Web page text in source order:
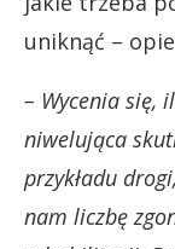
uniknąć –
– Wycenia się,
niwelująca
przykładu
nam liczbę